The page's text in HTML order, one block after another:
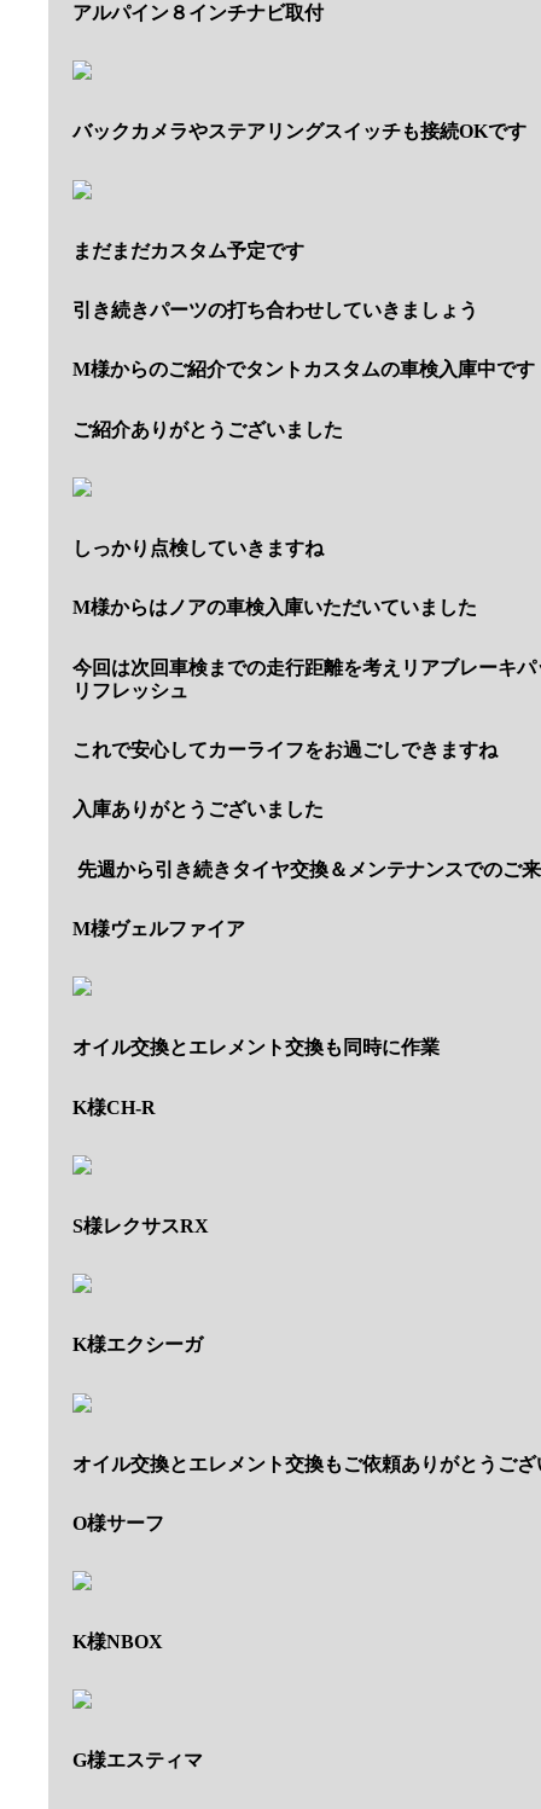
アルパイン８インチナビ取付
バックカメラやステアリングスイッチも接続OKです
まだまだカスタム予定です
引き続きパーツの打ち合わせしていきましょう
M様からのご紹介でタントカスタムの車検入庫中です
ご紹介ありがとうございました
しっかり点検していきますね
M様からはノアの車検入庫いただいていました
今回は次回車検までの走行距離を考えリアブレーキ
リフレッシュ
これで安心してカーライフをお過ごしできますね
入庫ありがとうございました
先週から引き続きタイヤ交換＆メンテナンスでのご
M様ヴェルファイア
オイル交換とエレメント交換も同時に作業
K様CH-R
S様レクサスRX
K様エクシーガ
オイル交換とエレメント交換もご依頼ありがとうご
O様サーフ
K様NBOX
G様エスティマ